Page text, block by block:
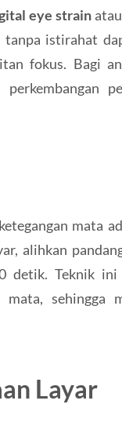
eye strain
istirahat
fokus. Bagi
mata
alihkan
detik. Teknik ini
sehingga
Layar